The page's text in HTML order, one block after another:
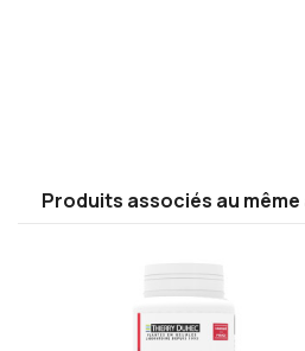
Produits associés au